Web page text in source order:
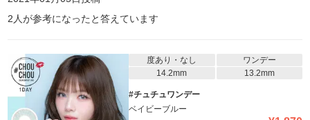
2 人が参考になったと答えています
度あり・なし
ワンデー
14.2mm
13.2mm
#チュチュワンデー
ベイビーブルー